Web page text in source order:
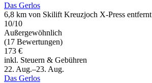
Das Gerlos
6,8 km von Skilift Kreuzjoch X-Press entfernt
10/10
Außergewöhnlich
(17 Bewertungen)
173 €
inkl. Steuern & Gebühren
22. Aug.–23. Aug.
Das Gerlos